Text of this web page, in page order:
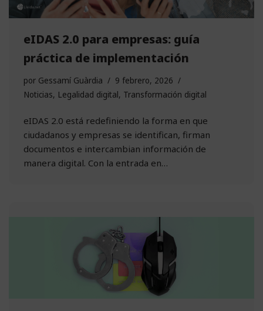
eIDAS 2.0 para empresas: guía
práctica de implementación
por Gessamí Guàrdia
9 febrero, 2026
Noticias, Legalidad digital, Transformación digital
eIDAS 2.0 está redefiniendo la forma en que
ciudadanos y empresas se identifican, firman
documentos e intercambian información de
manera digital. Con la entrada en…